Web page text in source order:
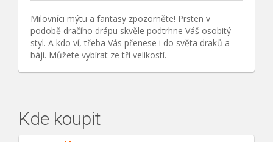
Milovníci mýtu a fantasy zpozorněte! Prsten v
podobě dračího drápu skvěle podtrhne Váš osobitý
styl. A kdo ví, třeba Vás přenese i do světa draků a
bájí. Můžete vybírat ze tří velikostí.
Kde koupit